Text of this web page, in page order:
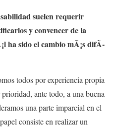
suelen requerir
y convencer de la
ha sido el cambio mÃ¡s difÃ­
todos por experiencia propia
ante todo, a una buena
una parte imparcial en el
consiste en realizar un